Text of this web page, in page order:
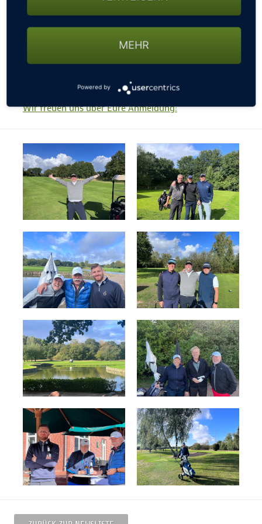
Partner PG-Powergolf bieten wir allen Teilnehmern
die Möglichkeit, die E-Trolleys von PG-Powergolf auf
der Runde auszuprobieren.
Wir freuen uns über Eure Anmeldung:
MEHR
Powered by